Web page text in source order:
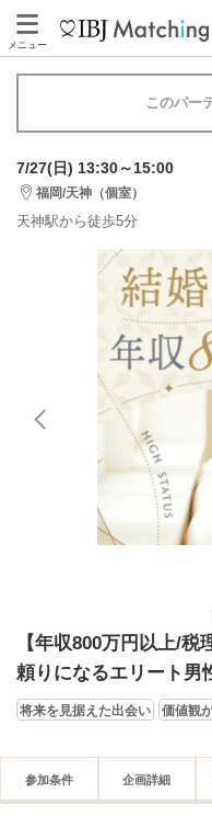
メニュー
このパー
7/27(日) 13:30～15:00
福岡/天神（個室）
天神駅から徒歩5分
【年収800万円以上/税
頼りになるエリート男
将来を見据えた出会い 価値観
参加条件 企画詳細